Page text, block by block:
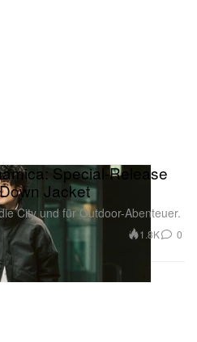
Special-Release
Jacket
City und für Outdoor-Abenteuer.
1.8K 0